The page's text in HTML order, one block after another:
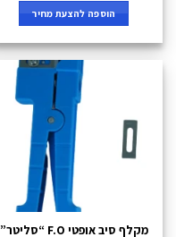
הוספה להצעת מחיר
מקלף סיב אופטי F.O “סליטר”